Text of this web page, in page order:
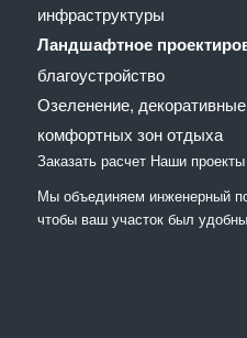
инфраструктуры
Ландшафтное
благоустройство
Озеленение,
комфортных зон отдыха
Заказать расчет Наши проекты
Мы объединяем инженерный
чтобы ваш участок был